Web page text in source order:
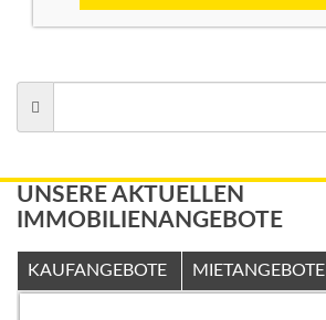
UNSERE AKTUELLEN
IMMOBILIENANGEBOTE
KAUFANGEBOTE MIETANGEBOTE